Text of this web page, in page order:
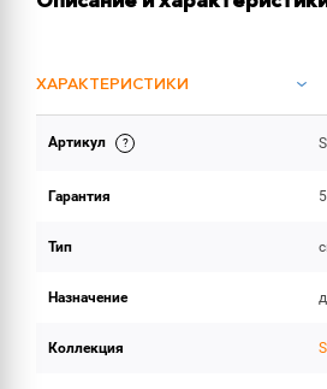
ХАРАКТЕРИСТИКИ
ОБЪЕМ ПОСТАВКИ
Артикул
Гарантия
Тип
Назначение
Коллекция